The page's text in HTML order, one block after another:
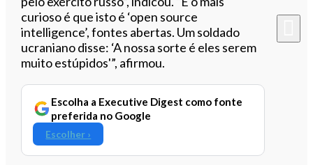
curioso é que isto é ‘open source
intelligence’, fontes abertas. Um soldado
ucraniano disse: ‘A nossa sorte é eles serem
muito estúpidos'”, afirmou.
Escolha a Executive Digest como fonte
preferida no Google
Escolher ›